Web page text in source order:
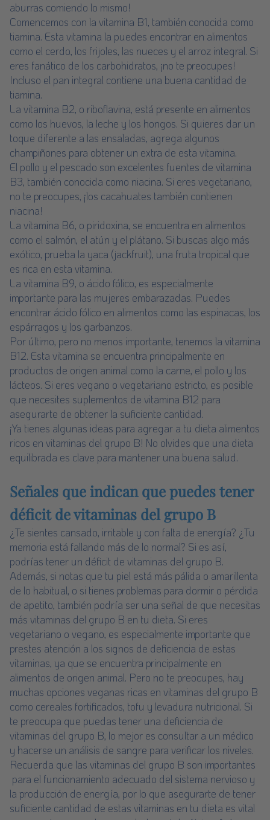
aburras comiendo lo mismo!
Comencemos con la vitamina B1, también conocida como
tiamina. Esta vitamina la puedes encontrar en alimentos
como el cerdo, los frijoles, las nueces y el arroz integral. Si
eres fanático de los carbohidratos, ¡no te preocupes!
Incluso el pan integral contiene una buena cantidad de
tiamina.
La vitamina B2, o riboflavina, está presente en alimentos
como los huevos, la leche y los hongos. Si quieres dar un
toque diferente a las ensaladas, agrega algunos
champiñones para obtener un extra de esta vitamina.
El pollo y el pescado son excelentes fuentes de vitamina
B3, también conocida como niacina. Si eres vegetariano,
no te preocupes, ¡los cacahuates también contienen
niacina!
La vitamina B6, o piridoxina, se encuentra en alimentos
como el salmón, el atún y el plátano. Si buscas algo más
exótico, prueba la yaca (jackfruit), una fruta tropical que
es rica en esta vitamina.
La vitamina B9, o ácido fólico, es especialmente
importante para las mujeres embarazadas. Puedes
encontrar ácido fólico en alimentos como las espinacas, los
espárragos y los garbanzos.
Por último, pero no menos importante, tenemos la vitamina
B12. Esta vitamina se encuentra principalmente en
productos de origen animal como la carne, el pollo y los
lácteos. Si eres vegano o vegetariano estricto, es posible
que necesites suplementos de vitamina B12 para
asegurarte de obtener la suficiente cantidad.
¡Ya tienes algunas ideas para agregar a tu dieta alimentos
ricos en vitaminas del grupo B! No olvides que una dieta
equilibrada es clave para mantener una buena salud.
Señales que indican que puedes tener
déficit de vitaminas del grupo B
¿Te sientes cansado, irritable y con falta de energía? ¿Tu
memoria está fallando más de lo normal? Si es así,
podrías tener un déficit de vitaminas del grupo B.
Además, si notas que tu piel está más pálida o amarillenta
de lo habitual, o si tienes problemas para dormir o pérdida
de apetito, también podría ser una señal de que necesitas
más vitaminas del grupo B en tu dieta. Si eres
vegetariano o vegano, es especialmente importante que
prestes atención a los signos de deficiencia de estas
vitaminas, ya que se encuentra principalmente en
alimentos de origen animal. Pero no te preocupes, hay
muchas opciones veganas ricas en vitaminas del grupo B
como cereales fortificados, tofu y levadura nutricional. Si
te preocupa que puedas tener una deficiencia de
vitaminas del grupo B, lo mejor es consultar a un médico
y hacerse un análisis de sangre para verificar los niveles.
Recuerda que las vitaminas del grupo B son importantes
para el funcionamiento adecuado del sistema nervioso y
la producción de energía, por lo que asegurarte de tener
suficiente cantidad de estas vitaminas en tu dieta es vital